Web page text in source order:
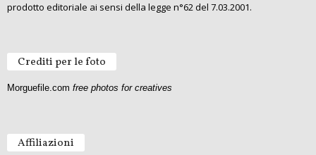
prodotto editoriale ai sensi della legge n°62 del 7.03.2001.
Crediti per le foto
Morguefile.com free photos for creatives
Affiliazioni